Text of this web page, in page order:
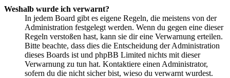
Weshalb wurde ich verwarnt?
In jedem Board gibt es eigene Regeln, die meistens von der
Administration festgelegt werden. Wenn du gegen eine dieser
Regeln verstoßen hast, kann sie dir eine Verwarnung erteilen.
Bitte beachte, dass dies die Entscheidung der Administration
dieses Boards ist und phpBB Limited nichts mit dieser
Verwarnung zu tun hat. Kontaktiere einen Administrator,
sofern du die nicht sicher bist, wieso du verwarnt wurdest.